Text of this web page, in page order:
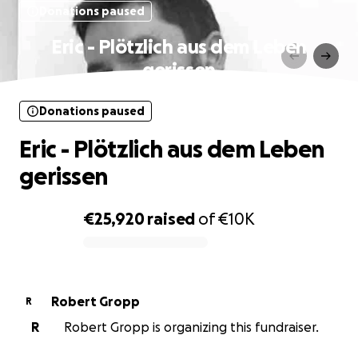
Donations paused
Eric - Plötzlich aus dem Leben
gerissen
€25,920raised of€10K
Donations paused
Eric - Plötzlich aus dem Leben
gerissen
R
Robert Gropp
R
Robert Gropp is organizing this fundraiser.